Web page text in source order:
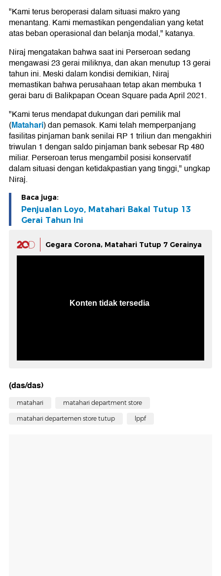
"Kami terus beroperasi dalam situasi makro yang
menantang. Kami memastikan pengendalian yang ketat
atas beban operasional dan belanja modal," katanya.
Niraj mengatakan bahwa saat ini Perseroan sedang
mengawasi 23 gerai miliknya, dan akan menutup 13 gerai
tahun ini. Meski dalam kondisi demikian, Niraj
memastikan bahwa perusahaan tetap akan membuka 1
gerai baru di Balikpapan Ocean Square pada April 2021.
"Kami terus mendapat dukungan dari pemilik mal
(Matahari) dan pemasok. Kami telah memperpanjang
fasilitas pinjaman bank senilai RP 1 triliun dan mengakhiri
triwulan 1 dengan saldo pinjaman bank sebesar Rp 480
miliar. Perseroan terus mengambil posisi konservatif
dalam situasi dengan ketidakpastian yang tinggi," ungkap
Niraj.
Baca juga:
Penjualan Loyo, Matahari Bakal Tutup 13
Gerai Tahun Ini
Gegara Corona, Matahari Tutup 7 Gerainya
(das/das)
matahari matahari department store
matahari departemen store tutup lppf